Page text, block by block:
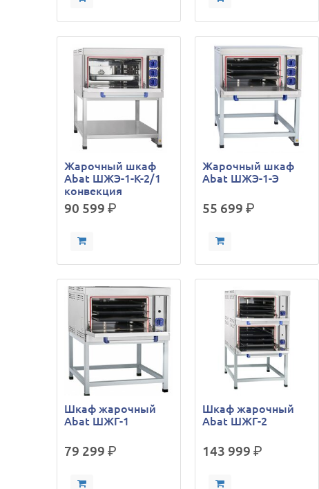
Жарочный шкаф
Abat ШЖЭ-1-К-2/1
конвекция
90 599р.
Жарочный шкаф
Abat ШЖЭ-1-Э
55 699р.
Шкаф жарочный
Abat ШЖГ-1
79 299р.
Шкаф жарочный
Abat ШЖГ-2
143 999р.